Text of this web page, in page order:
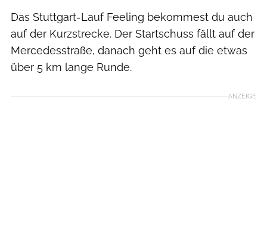
Das Stuttgart-Lauf Feeling bekommest du auch
auf der Kurzstrecke. Der Startschuss fällt auf der
Mercedesstraße, danach geht es auf die etwas
über 5 km lange Runde.
ANZEIGE